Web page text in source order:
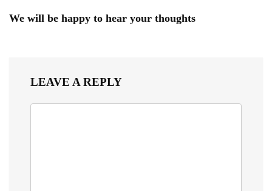
We will be happy to hear your thoughts
LEAVE A REPLY